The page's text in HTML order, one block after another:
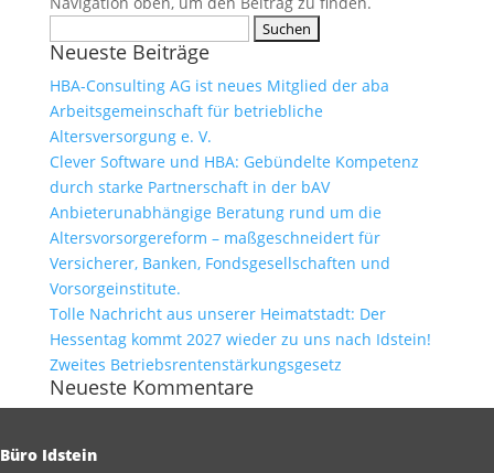
nach:
Neueste Beiträge
HBA-Consulting AG ist neues Mitglied der aba
Arbeitsgemeinschaft für betriebliche
Altersversorgung e. V.
Clever Software und HBA: Gebündelte Kompetenz
durch starke Partnerschaft in der bAV
Anbieterunabhängige Beratung rund um die
Altersvorsorgereform – maßgeschneidert für
Versicherer, Banken, Fondsgesellschaften und
Vorsorgeinstitute.
Tolle Nachricht aus unserer Heimatstadt: Der
Hessentag kommt 2027 wieder zu uns nach Idstein!
Zweites Betriebsrentenstärkungsgesetz
Neueste Kommentare
Büro Idstein